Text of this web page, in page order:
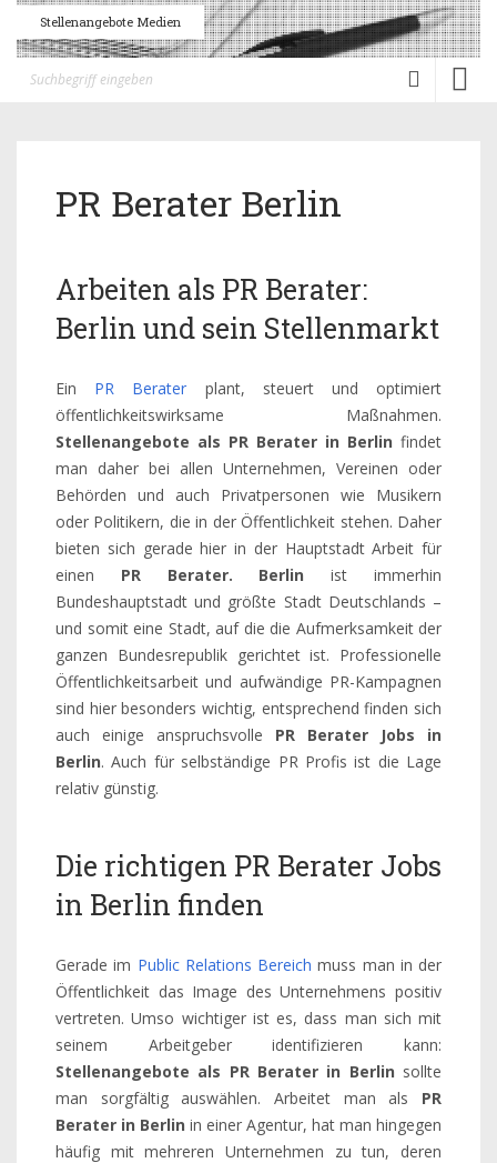
Stellenangebote Medien
PR Berater Berlin
Arbeiten als PR Berater:
Berlin und sein Stellenmarkt
Ein PR Berater plant, steuert und optimiert
öffentlichkeitswirksame Maßnahmen.
Stellenangebote als PR Berater in Berlin findet
man daher bei allen Unternehmen, Vereinen oder
Behörden und auch Privatpersonen wie Musikern
oder Politikern, die in der Öffentlichkeit stehen. Daher
bieten sich gerade hier in der Hauptstadt Arbeit für
einen PR Berater. Berlin ist immerhin
Bundeshauptstadt und größte Stadt Deutschlands –
und somit eine Stadt, auf die die Aufmerksamkeit der
ganzen Bundesrepublik gerichtet ist. Professionelle
Öffentlichkeitsarbeit und aufwändige PR-Kampagnen
sind hier besonders wichtig, entsprechend finden sich
auch einige anspruchsvolle PR Berater Jobs in
Berlin. Auch für selbständige PR Profis ist die Lage
relativ günstig.
Die richtigen PR Berater Jobs
in Berlin finden
Gerade im Public Relations Bereich muss man in der
Öffentlichkeit das Image des Unternehmens positiv
vertreten. Umso wichtiger ist es, dass man sich mit
seinem Arbeitgeber identifizieren kann:
Stellenangebote als PR Berater in Berlin sollte
man sorgfältig auswählen. Arbeitet man als PR
Berater in Berlin in einer Agentur, hat man hingegen
häufig mit mehreren Unternehmen zu tun, deren